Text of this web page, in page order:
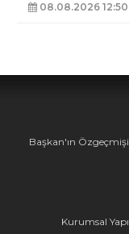
08.08.2026 12:50
Başkan'ın Özgeçmişi
Kurumsal Yapı